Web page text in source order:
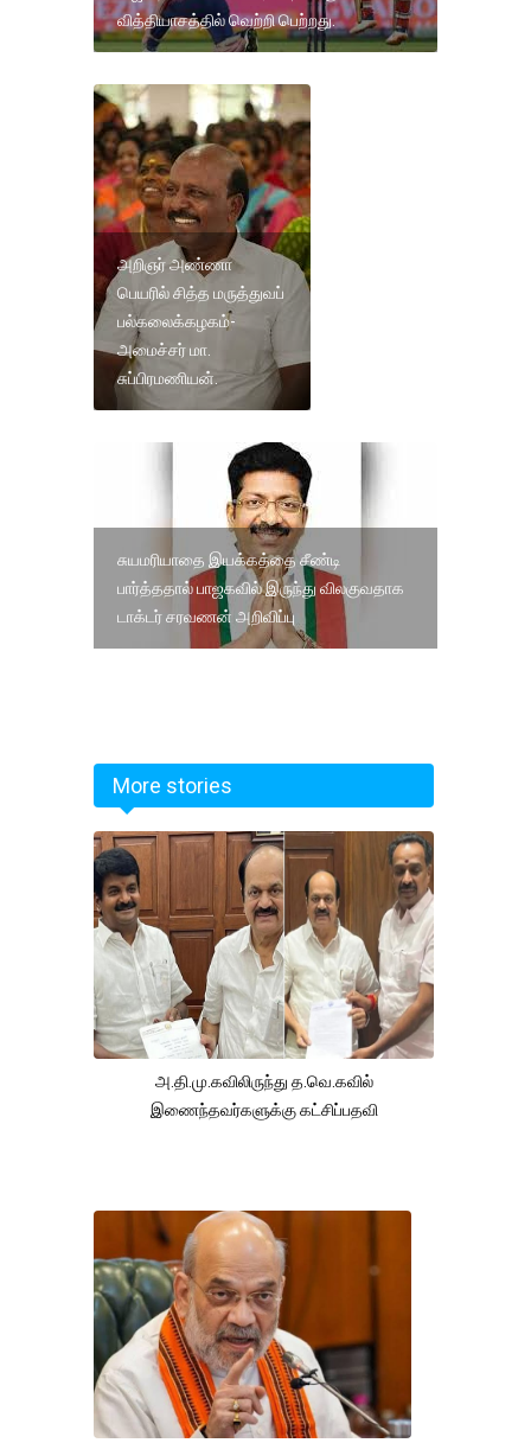
வித்தியாசத்தில் வெற்றி பெற்றது.
அறிஞர் அண்ணா
பெயரில் சித்த மருத்துவப்
பல்கலைக்கழகம்-
அமைச்சர் மா.
சுப்பிரமணியன்.
சுயமரியாதை இயக்கத்தை சீண்டி
பார்த்ததால் பாஜகவில் இருந்து விலகுவதாக
டாக்டர் சரவணன் அறிவிப்பு
More stories
அ.தி.மு.கவிலிருந்து த.வெ.கவில்
இணைந்தவர்களுக்கு கட்சிப்பதவி